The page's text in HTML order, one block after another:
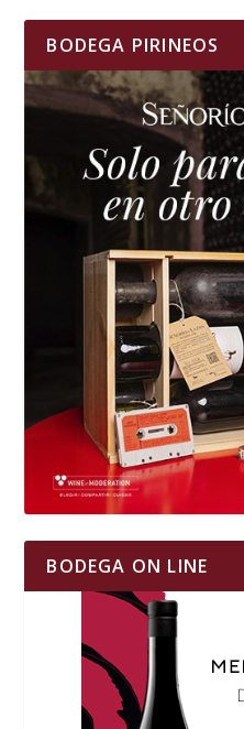
BODEGA PIRINEOS
BODEGA ON LINE